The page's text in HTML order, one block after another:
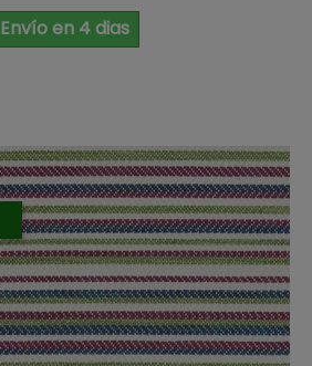
Envío en 4 dias